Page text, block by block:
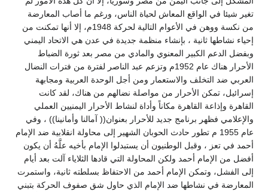
تغير شيئا في الواقع المعاش لحياة الناس، ورغم ما أصاب المعارضة
من نكسة ووهن في الأعوام التالية لحركة 1948م، إلا أنها تمكنت من
إحياء نشاطها ثانية ، بإنشاء منظمة جديدة في عدن هي الاتحاد اليمني
وبفضل الدعم الكبير المعنوي والمادي من مصر بعد ثورة الضباط
الأحرار هناك عام 1952م وتزعم عبد الناصر لفترة من فترات النضال
العربي ضد التخلف والاستعمار ومن أجل الوحدة العربية ومجابهة
إسرائيل، تمكن الأحرار من مواصلة نضالهم من هناك، لقد كانت
القاهرة وإذاعة القاهرة مكاناً وأداة لنشاط الأحرار اليمنيين العملي
والإعلامي فظهر برنامج جديد للأحرار بعنوان(( آمالنا وأمانينا)) ، وفي
عام 1955 م تطور حادث الحوبان الشهير إلى محاولة انقلابية ضد الإمام
أحمد في تعز ، وقبل الوطنيون أن يستبدلوا الإمام بأخيه علَّهُ أن يكون
أفضل من الإمام أحمد ولكن المحاولة التي قادها الثلاياء آلت بعد أيام
إلى الفشل، وتمكن الإمام أحمد من الاحتفاظ بسلطته ثانية، واستمرت
المعارضة في نشاطها ضد الإمام الذي حاول شق صفوف الحركة بتبني